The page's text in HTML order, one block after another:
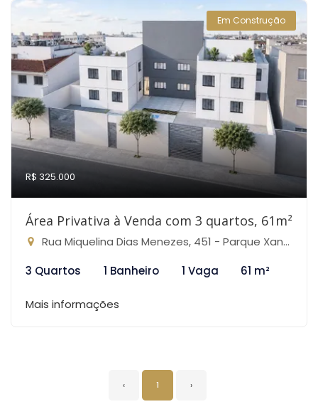
Em Construção
R$ 325.000
Área Privativa à Venda com 3 quartos, 61m²
Rua Miquelina Dias Menezes, 451 - Parque Xangri-Lá, Contagem-MG
3 Quartos
1 Banheiro 1 Vaga 61 m²
Mais informações
‹ 1 ›